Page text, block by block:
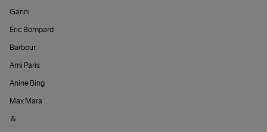
Ganni
Éric Bompard
Barbour
Ami Paris
Anine Bing
Max Mara
&